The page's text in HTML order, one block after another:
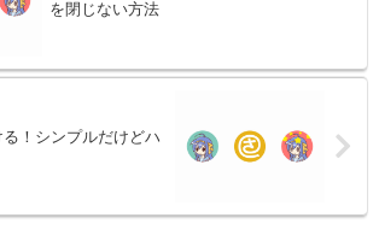
を閉じない方法
！シンプルだけどハ